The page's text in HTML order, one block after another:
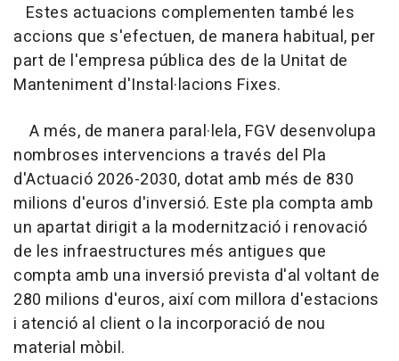
Estes actuacions complementen també les
accions que s'efectuen, de manera habitual, per
part de l'empresa pública des de la Unitat de
Manteniment d'Instal·lacions Fixes.
A més, de manera paral·lela, FGV desenvolupa
nombroses intervencions a través del Pla
d'Actuació 2026-2030, dotat amb més de 830
milions d'euros d'inversió. Este pla compta amb
un apartat dirigit a la modernització i renovació
de les infraestructures més antigues que
compta amb una inversió prevista d'al voltant de
280 milions d'euros, així com millora d'estacions
i atenció al client o la incorporació de nou
material mòbil.